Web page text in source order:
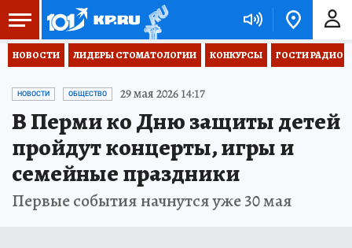
НОВОСТИ ЛИДЕРЫ СТОМАТОЛОГИИ КОНКУРСЫ ГОСТИ РАДИО
НОВОСТИ ОБЩЕСТВО 29 мая 2026 14:17
В Перми ко Дню защиты детей
пройдут концерты, игры и
семейные праздники
Первые события начнутся уже 30 мая